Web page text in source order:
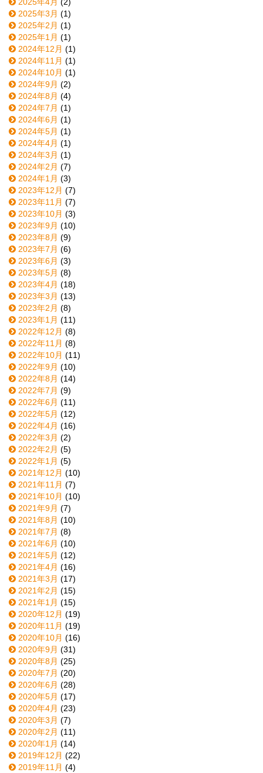
2025年3月 (1)
2025年2月 (1)
2025年1月 (1)
2024年12月 (1)
2024年11月 (1)
2024年10月 (1)
2024年9月 (2)
2024年8月 (4)
2024年7月 (1)
2024年6月 (1)
2024年5月 (1)
2024年4月 (1)
2024年3月 (1)
2024年2月 (7)
2024年1月 (3)
2023年12月 (7)
2023年11月 (7)
2023年10月 (3)
2023年9月 (10)
2023年8月 (9)
2023年7月 (6)
2023年6月 (3)
2023年5月 (8)
2023年4月 (18)
2023年3月 (13)
2023年2月 (8)
2023年1月 (11)
2022年12月 (8)
2022年11月 (8)
2022年10月 (11)
2022年9月 (10)
2022年8月 (14)
2022年7月 (9)
2022年6月 (11)
2022年5月 (12)
2022年4月 (16)
2022年3月 (2)
2022年2月 (5)
2022年1月 (5)
2021年12月 (10)
2021年11月 (7)
2021年10月 (10)
2021年9月 (7)
2021年8月 (10)
2021年7月 (8)
2021年6月 (10)
2021年5月 (12)
2021年4月 (16)
2021年3月 (17)
2021年2月 (15)
2021年1月 (15)
2020年12月 (19)
2020年11月 (19)
2020年10月 (16)
2020年9月 (31)
2020年8月 (25)
2020年7月 (20)
2020年6月 (28)
2020年5月 (17)
2020年4月 (23)
2020年3月 (7)
2020年2月 (11)
2020年1月 (14)
2019年12月 (22)
2019年11月 (4)